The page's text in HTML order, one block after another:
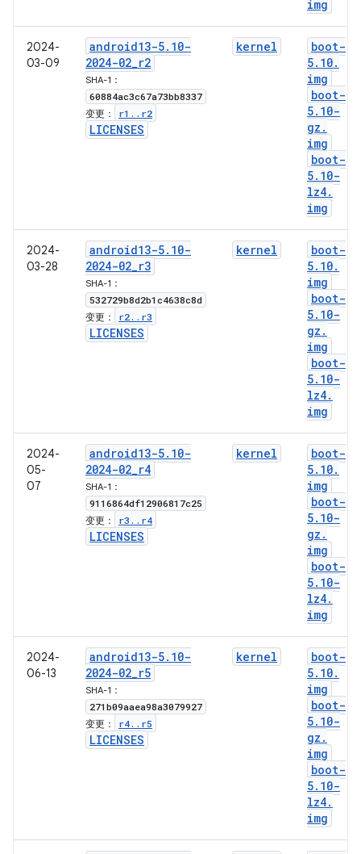
img
2024-
03-09
android13-5. 10-
2024-02_r2
SHA-1：
60884ac3c67a73bb8337
变更： r1 . . r2
LICENSES
kernel
boot-
5. 10.
img
boot-
5. 10-
gz .
img
boot-
5. 10-
lz4.
img
2024-
03-28
android13-5. 10-
2024-02_r3
SHA-1：
532729b8d2b1c4638c8d
变更： r2. . r3
LICENSES
kernel
boot-
5. 10.
img
boot-
5. 10-
gz .
img
boot-
5. 10-
lz4.
img
2024-
05-
07
android13-5. 10-
2024-02_r4
SHA-1：
9116864df12906817c25
变更： r3 . . r4
LICENSES
kernel
boot-
5. 10.
img
boot-
5. 10-
gz .
img
boot-
5. 10-
lz4.
img
2024-
06-13
android13-5. 10-
2024-02_r5
SHA-1：
271b09aaea98a3079927
变更： r4. . r5
LICENSES
kernel
boot-
5. 10.
img
boot-
5. 10-
gz .
img
boot-
5. 10-
lz4.
img